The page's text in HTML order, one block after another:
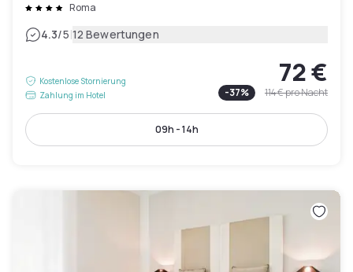
Roma
4.3/5|12 Bewertungen
Kostenlose Stornierung
Zahlung im Hotel
72 €
-37% 114 €pro Nacht
09h - 14h